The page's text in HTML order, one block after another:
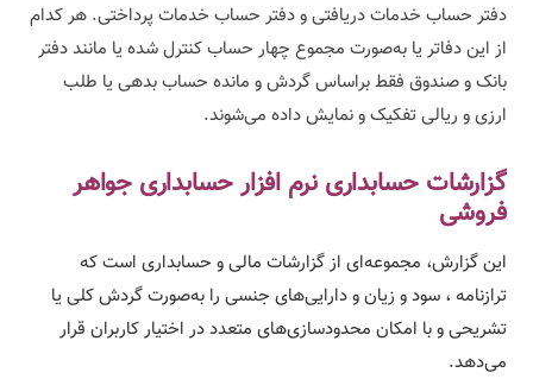
دفتر حساب خدمات دریافتی و دفتر حساب خدمات پرداختی. هر کدام
از این دفاتر یا به‌صورت مجموع چهار حساب کنترل شده یا مانند دفتر
بانک و صندوق فقط براساس گردش و مانده حساب بدهی یا طلب
ارزی و ریالی تفکیک و نمایش داده می‌شوند.
گزارشات حسابداری نرم افزار حسابداری جواهر
فروشی
این گزارش، مجموعه‌ای از گزارشات مالی و حسابداری است که
ترازنامه ، سود و زیان و دارایی‌های جنسی را به‌صورت گردش کلی یا
تشریحی و با امکان محدودسازی‌های متعدد در اختیار کاربران قرار
می‌دهد.